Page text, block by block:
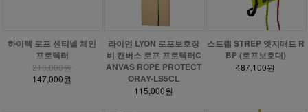
하이텍 로프 센티넬 체인
프로텍터
210,000원
147,000원
라이언 LYON 로프보호장
비 캔버스 로프 프로텍터C
ANVAS ROPE PROTECT
ORAY-LS5CL
115,000원
스트랩 STREP 엣지매트 R
BP (로프보호대)
487,100원